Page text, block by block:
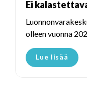
Ei
olleen vuonna
Lue lisää